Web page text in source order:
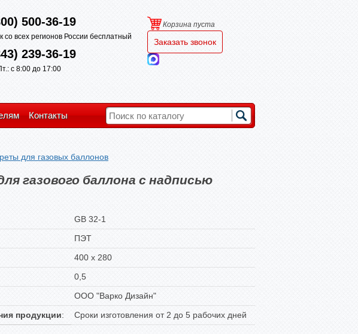
500-36-19
со всех регионов России бесплатный
239-36-19
с 8:00 до 17:00
Корзина пуста
Заказать звонок
Контакты
для газовых баллонов
газового баллона с надписью
GB 32-1
ПЭТ
400 x 280
0,5
ООО "Варко Дизайн"
продукции: Сроки изготовления от 2 до 5 рабочих дней